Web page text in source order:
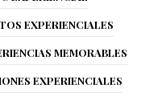
EXPERIENCIALES
MEMORABLES
EXPERIENCIALES